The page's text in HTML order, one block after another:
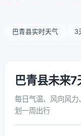
巴青县实时天气 3
巴青县未来7
每日气温、风向风
划一周出行